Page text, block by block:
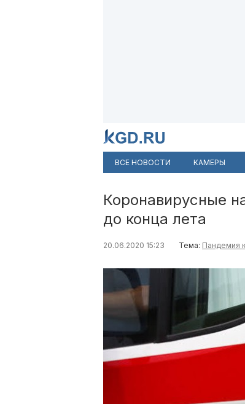
ВСЕ НОВОСТИ КАМЕРЫ
Коронавирусные
до конца лета
20.06.2020 15:23 Тема: Пандемия